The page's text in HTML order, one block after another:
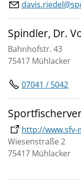
Spindler, Dr.
Bahnhofstr. 43
75417 Mühlacker
07041 / 5042
http://www.sfv-
Wiesenstraße 2
75417 Mühlacker